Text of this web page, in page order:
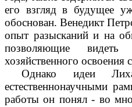
его взгляд в будущее
обоснован. Венедикт
опыт разысканий и на
позволяющие видеть
хозяйственного освоения
Однако идеи
естественнонаучными
работы он понял - во